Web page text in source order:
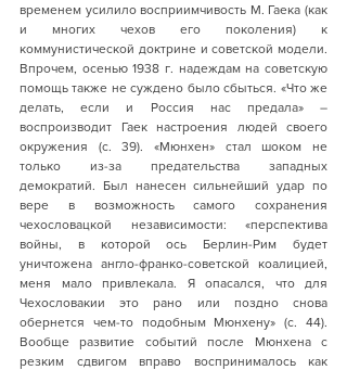
временем усилило восприимчивость М. Гаека (как
и многих чехов его поколения) к
коммунистической доктрине и советской модели.
Впрочем, осенью 1938 г. надеждам на советскую
помощь также не суждено было сбыться. «Что же
делать, если и Россия нас предала» –
воспроизводит Гаек настроения людей своего
окружения (с. 39). «Мюнхен» стал шоком не
только из-за предательства западных
демократий. Был нанесен сильнейший удар по
вере в возможность самого сохранения
чехословацкой независимости: «перспектива
войны, в которой ось Берлин-Рим будет
уничтожена англо-франко-советской коалицией,
меня мало привлекала. Я опасался, что для
Чехословакии это рано или поздно снова
обернется чем-то подобным Мюнхену» (с. 44).
Вообще развитие событий после Мюнхена с
резким сдвигом вправо воспринималось как